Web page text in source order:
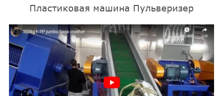
Пластиковая машина Пульверизер